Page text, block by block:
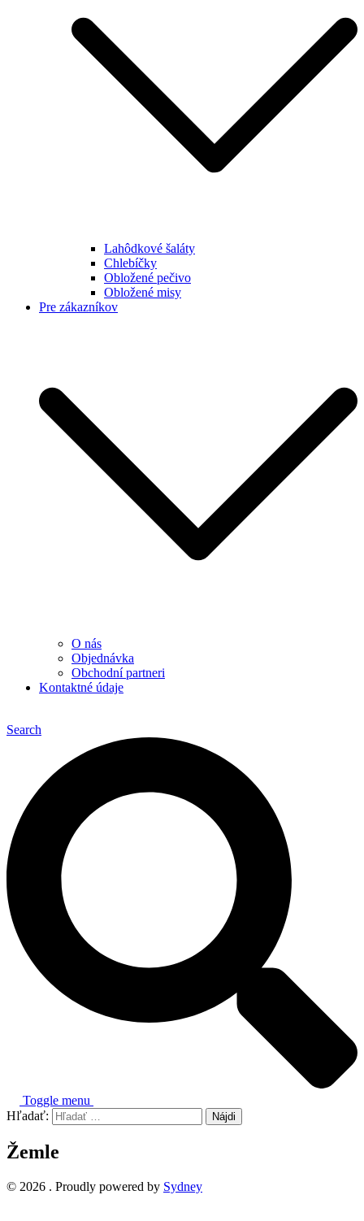
Lahôdkové šaláty
Chlebíčky
Obložené pečivo
Obložené misy
Pre zákazníkov
O nás
Objednávka
Obchodní partneri
Kontaktné údaje
Search
Toggle menu
Hľadať:
Žemle
© 2026 . Proudly powered by Sydney